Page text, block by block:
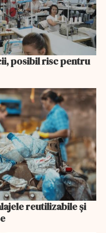
posibil risc pentru
reutilizabile și